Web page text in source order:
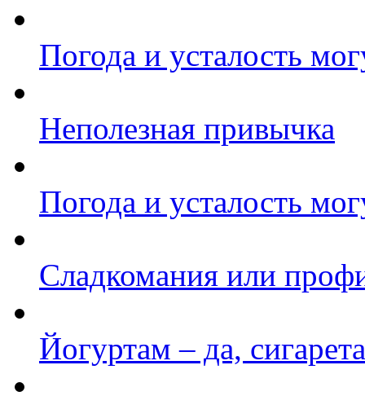
Погода и усталость
Неполезная привычка
Погода и усталость
Сладкомания или
Йогуртам – да,